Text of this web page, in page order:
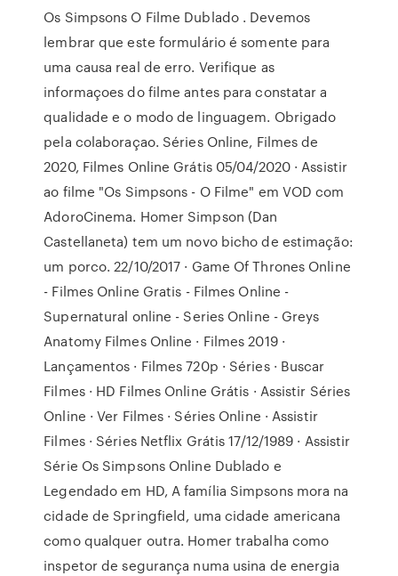
Os Simpsons O Filme Dublado . Devemos
lembrar que este formulário é somente para
uma causa real de erro. Verifique as
informaçoes do filme antes para constatar a
qualidade e o modo de linguagem. Obrigado
pela colaboraçao. Séries Online, Filmes de
2020, Filmes Online Grátis 05/04/2020 · Assistir
ao filme "Os Simpsons - O Filme" em VOD com
AdoroCinema. Homer Simpson (Dan
Castellaneta) tem um novo bicho de estimação:
um porco. 22/10/2017 · Game Of Thrones Online
- Filmes Online Gratis - Filmes Online -
Supernatural online - Series Online - Greys
Anatomy Filmes Online · Filmes 2019 ·
Lançamentos · Filmes 720p · Séries · Buscar
Filmes · HD Filmes Online Grátis · Assistir Séries
Online · Ver Filmes · Séries Online · Assistir
Filmes · Séries Netflix Grátis 17/12/1989 · Assistir
Série Os Simpsons Online Dublado e
Legendado em HD, A família Simpsons mora na
cidade de Springfield, uma cidade americana
como qualquer outra. Homer trabalha como
inspetor de segurança numa usina de energia